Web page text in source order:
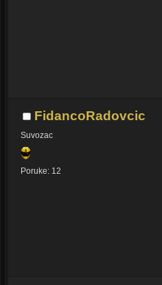
FidancoRadovcic
Suvozac
Poruke: 12